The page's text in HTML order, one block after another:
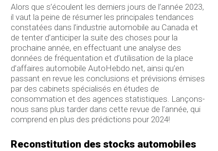
Alors que s’écoulent les derniers jours de l’année 2023,
il vaut la peine de résumer les principales tendances
constatées dans l’industrie automobile au Canada et
de tenter d’anticiper la suite des choses pour la
prochaine année, en effectuant une analyse des
données de fréquentation et d’utilisation de la place
d’affaires automobile AutoHebdo.net, ainsi qu’en
passant en revue les conclusions et prévisions émises
par des cabinets spécialisés en études de
consommation et des agences statistiques. Lançons-
nous sans plus tarder dans cette revue de l’année, qui
comprend en plus des prédictions pour 2024!
Reconstitution des stocks automobiles